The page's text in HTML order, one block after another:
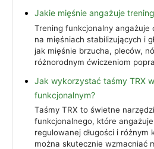
Jakie mięśnie angażuje
Trening funkcjonalny angażuje
na mięśniach stabilizujących i
jak mięśnie brzucha, pleców,
różnorodnym ćwiczeniom
Jak wykorzystać taśmy TRX
funkcjonalnym?
Taśmy TRX to świetne
funkcjonalnego, które angażuje
regulowanej długości i różnym
można skutecznie wzmacniać